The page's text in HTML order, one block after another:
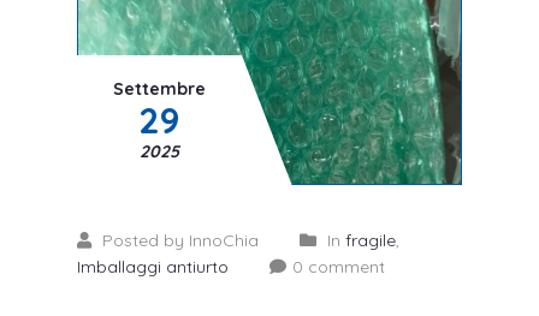
Settembre
29
2025
Posted by InnoChia In fragile,
Imballaggi antiurto
0 comment